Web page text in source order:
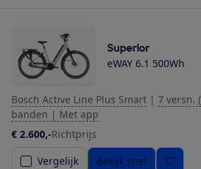
Superior
eWAY 6.1 500Wh
Bosch Active Line Plus Smart | 7 versn.
banden | Met app
€ 2.600,-Richtprijs
Vergelijk
Bekijk snel